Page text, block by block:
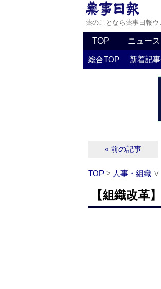
薬のことなら薬事日報ウ
TOP ニュース
総合TOP 新着記
« 前の記事
TOP > 人事・組織 ∨
【組織改